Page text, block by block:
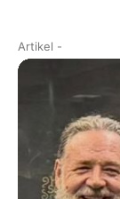
Artikel -